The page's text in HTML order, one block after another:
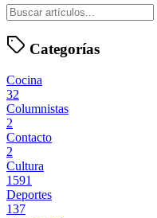
Categorías
Cocina
32
Columnistas
2
Contacto
2
Cultura
1591
Deportes
137